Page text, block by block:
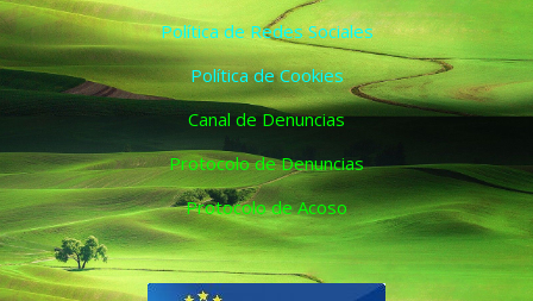
Política de Redes Sociales
Política de Cookies
Canal de Denuncias
Protocolo de Denuncias
Protocolo de Acoso